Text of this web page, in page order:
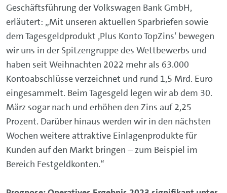
Geschäftsführung der Volkswagen Bank GmbH,
erläutert: „Mit unseren aktuellen Sparbriefen sowie
dem Tagesgeldprodukt ‚Plus Konto TopZins‘ bewegen
wir uns in der Spitzengruppe des Wettbewerbs und
haben seit Weihnachten 2022 mehr als 63.000
Kontoabschlüsse verzeichnet und rund 1,5 Mrd. Euro
eingesammelt. Beim Tagesgeld legen wir ab dem 30.
März sogar nach und erhöhen den Zins auf 2,25
Prozent. Darüber hinaus werden wir in den nächsten
Wochen weitere attraktive Einlagenprodukte für
Kunden auf den Markt bringen – zum Beispiel im
Bereich Festgeldkonten.“